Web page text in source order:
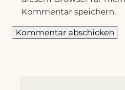
Kommentar speichern.